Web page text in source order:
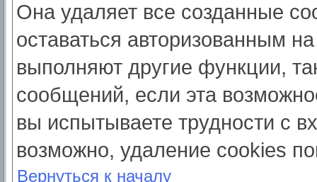
Она удаляет все созданные
оставаться авторизованным
выполняют другие функции,
сообщений, если эта
вы испытываете трудности с
возможно, удаление cookies
Вернуться к началу